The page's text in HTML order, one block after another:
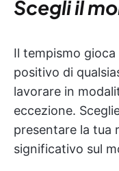
Scegli il
Il tempismo gioca
positivo di
lavorare in
eccezione.
presentare la tua
significativo sul